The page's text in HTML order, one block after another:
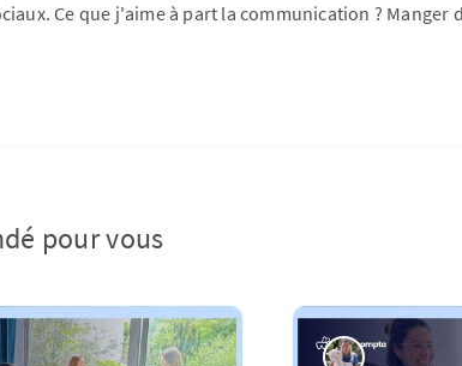
Ce que j'aime à part la communication ? Manger
pour vous